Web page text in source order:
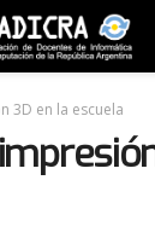
3D en la escuela